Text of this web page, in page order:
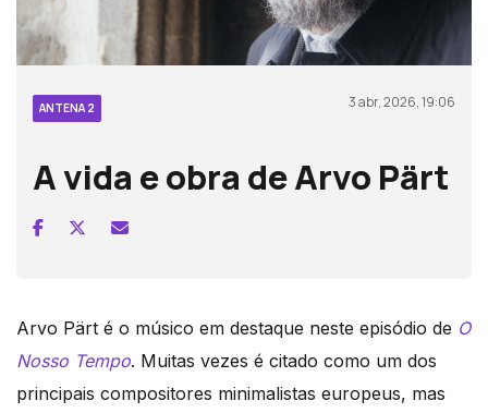
ANTENA 2 3 abr, 2026, 19:06
A vida e obra de Arvo Pärt
Arvo Pärt é o músico em destaque neste episódio de O
Nosso Tempo. Muitas vezes é citado como um dos
principais compositores minimalistas europeus, mas